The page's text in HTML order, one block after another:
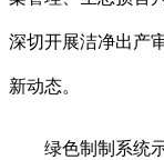
深切开展洁净出产
新动态。
绿色制制系统示